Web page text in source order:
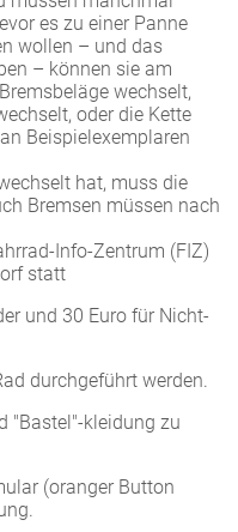
es zu einer Panne
wollen – und das
– können sie am
wechselt,
oder die Kette
Beispielexemplaren
hat, muss die
Bremsen müssen nach
Info-Zentrum (FIZ)
statt
und 30 Euro für Nicht-
durchgeführt werden.
"Bastel"-kleidung zu
(oranger Button